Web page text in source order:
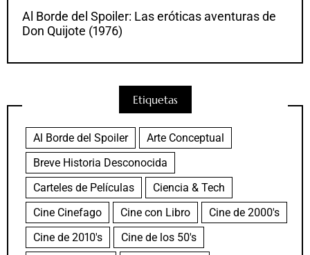
Al Borde del Spoiler: Las eróticas aventuras de
Don Quijote (1976)
Etiquetas
Al Borde del Spoiler
Arte Conceptual
Breve Historia Desconocida
Carteles de Películas
Ciencia & Tech
Cine Cinefago
Cine con Libro
Cine de 2000's
Cine de 2010's
Cine de los 50's